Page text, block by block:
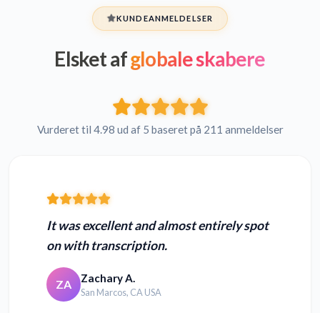
KUNDEANMELDELSER
Elsket afglobale skabere
Vurderet til 4.98 ud af 5 baseret på 211 anmeldelser
It was excellent and almost entirely spot
on with transcription.
ZA Zachary A.
San Marcos, CA USA